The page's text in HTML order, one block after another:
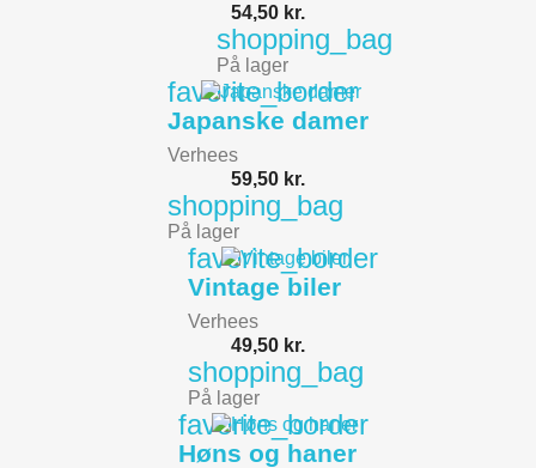
54,50 kr.
shopping_bag
På lager
favorite_border
Japanske damer
Verhees
59,50 kr.
shopping_bag
På lager
favorite_border
Vintage biler
Verhees
49,50 kr.
shopping_bag
På lager
favorite_border
Høns og haner